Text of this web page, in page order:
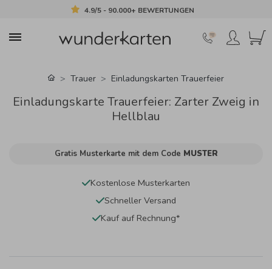
4.9/5 - 90.000+ BEWERTUNGEN
Trauer Einladungskarten Trauerfeier
Einladungskarte Trauerfeier: Zarter Zweig in
Hellblau
Gratis Musterkarte mit dem Code MUSTER
Kostenlose Musterkarten
Schneller Versand
Kauf auf Rechnung*